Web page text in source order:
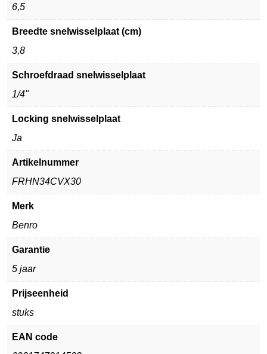
6,5
Breedte snelwisselplaat (cm)
3,8
Schroefdraad snelwisselplaat
1/4''
Locking snelwisselplaat
Ja
Artikelnummer
FRHN34CVX30
Merk
Benro
Garantie
5 jaar
Prijseenheid
stuks
EAN code